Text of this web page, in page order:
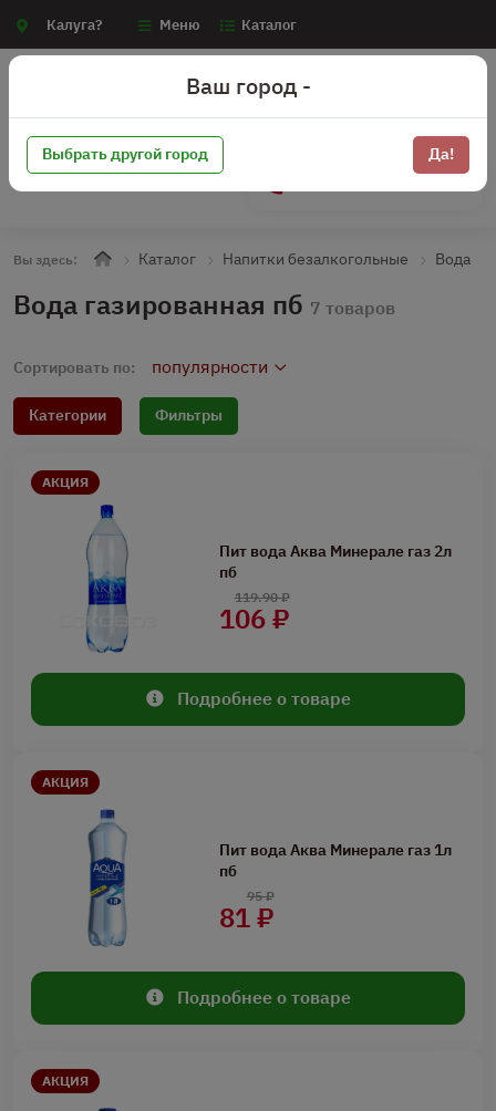
Калуга? Меню Каталог
Вы здесь: Каталог Напитки безалкогольные Вода
Вода газированная пб 7 товаров
Сортировать по: популярности
Категории Фильтры
АКЦИЯ
Пит вода Аква Минерале газ 2л
пб
106 ₽
119.90 ₽
Подробнее о товаре
АКЦИЯ
Пит вода Аква Минерале газ 1л
пб
81 ₽
95 ₽
Подробнее о товаре
АКЦИЯ
Ваш город -
Выбрать другой город Да!